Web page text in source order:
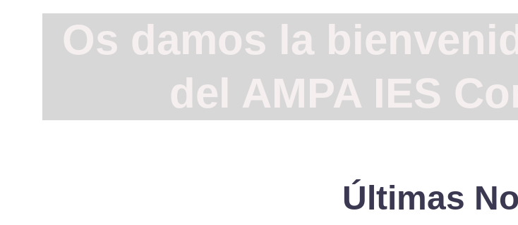
Os damos la
del AMPA IES
Últimas